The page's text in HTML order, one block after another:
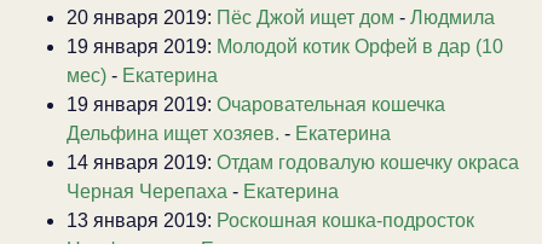
20 января 2019: Пёс Джой ищет дом - Людмила
19 января 2019: Молодой котик Орфей в дар (10
мес) - Екатерина
19 января 2019: Очаровательная кошечка
Дельфина ищет хозяев. - Екатерина
14 января 2019: Отдам годовалую кошечку окраса
Черная Черепаха - Екатерина
13 января 2019: Роскошная кошка-подросток